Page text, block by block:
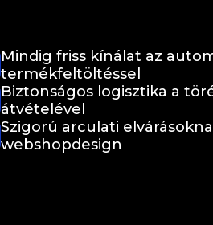
Mindig friss kínálat az
termékfeltöltéssel
Biztonságos logisztika a
átvételével
Szigorú arculati
webshopdesign